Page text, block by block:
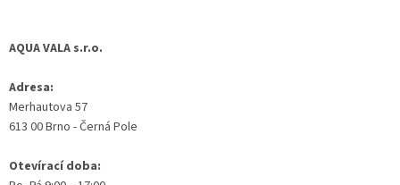
AQUA VALA s.r.o.
Adresa:
Merhautova 57
613 00 Brno - Černá Pole
Otevírací doba: